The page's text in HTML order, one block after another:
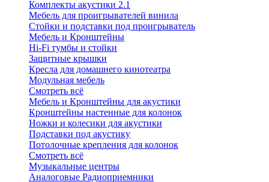
Комплекты акустики 2.1
Мебель для проигрывателей винила
Стойки и подставки под проигрыватель
Мебель и Кронштейны
Hi-Fi тумбы и стойки
Защитные крышки
Кресла для домашнего кинотеатра
Модульная мебель
Смотреть всё
Мебель и Кронштейны для акустики
Кронштейны настенные для колонок
Ножки и колесики для акустики
Подставки под акустику
Потолочные крепления для колонок
Смотреть всё
Музыкальные центры
Аналоговые Радиоприемники